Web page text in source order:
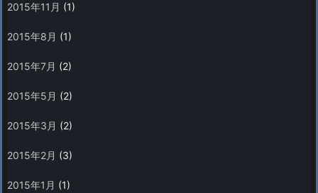
2015年11月 (1)
2015年8月 (1)
2015年7月 (2)
2015年5月 (2)
2015年3月 (2)
2015年2月 (3)
2015年1月 (1)